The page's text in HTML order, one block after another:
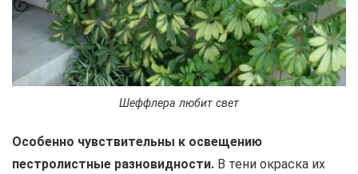
Шеффлера любит свет
Особенно чувствительны к освещению
пестролистные разновидности. В тени окраска их